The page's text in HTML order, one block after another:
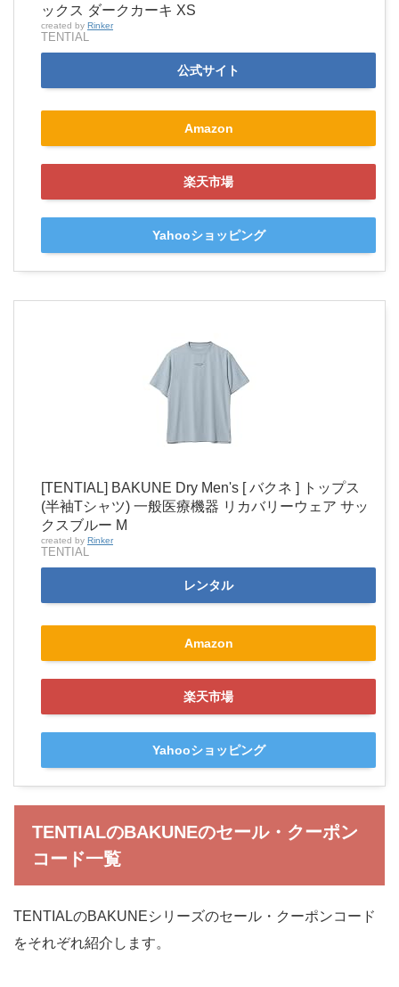
ックス ダークカーキ XS
created by Rinker
TENTIAL
公式サイト
Amazon
楽天市場
Yahooショッピング
[TENTIAL] BAKUNE Dry Men's [ バクネ ] トップス
(半袖Tシャツ) 一般医療機器 リカバリーウェア サッ
クスブルー M
created by Rinker
TENTIAL
レンタル
Amazon
楽天市場
Yahooショッピング
TENTIALのBAKUNEのセール・クーポン
コード一覧
TENTIALのBAKUNEシリーズのセール・クーポンコード
をそれぞれ紹介します。